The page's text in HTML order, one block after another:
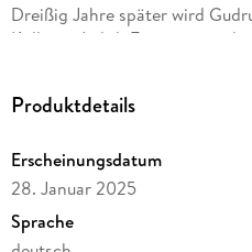
Dreißig Jahre später wird
Kollegin Judith Engster von der
bevorstehenden Tod Frieden
Tochter - die bis dahin niemals
Die Kommissarinnen holen den
Forschungsmethoden ergibt
Produktdetails
Erscheinungsdatum
28. Januar 2025
Sprache